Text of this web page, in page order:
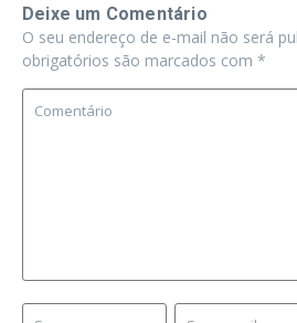
Deixe um Comentário
O seu endereço de e-mail não será
obrigatórios são marcados com *